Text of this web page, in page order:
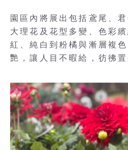
園區內將展出包括鳶尾、
大理花及花型多變、色彩
紅、純白到粉橘與漸層複
艷，讓人目不暇給，彷彿置